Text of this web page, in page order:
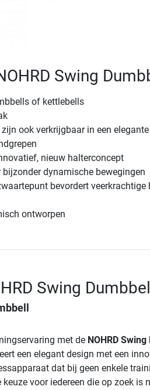
Swing
of kettlebells
zijn ook verkrijgbaar in een
nieuw halterconcept
dynamische bewegingen
bevordert veerkrachtige
ontworpen
Swing
met de NOHRD
een elegant design met een
dat bij geen enkele
voor iedereen die op zoek is